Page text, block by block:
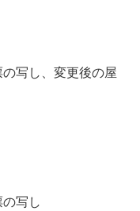
写し、変更後の屋
写し